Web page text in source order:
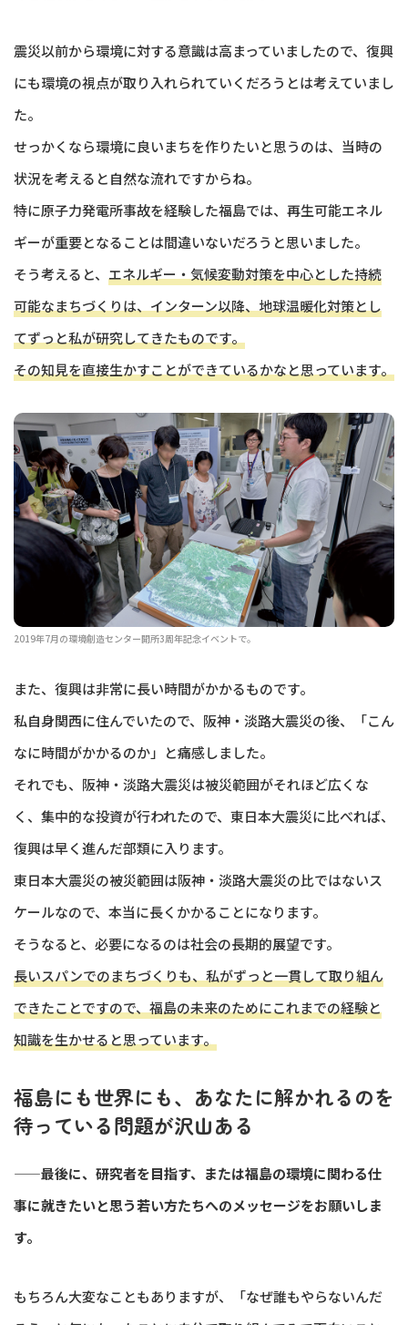
震災以前から環境に対する意識は高まっていましたので、復興
にも環境の視点が取り入れられていくだろうとは考えていまし
た。
せっかくなら環境に良いまちを作りたいと思うのは、当時の
状況を考えると自然な流れですからね。
特に原子力発電所事故を経験した福島では、再生可能エネル
ギーが重要となることは間違いないだろうと思いました。
そう考えると、 エネルギー・気候変動対策を中心とした持続
可能なまちづくりは、インターン以降、地球温暖化対策とし
てずっと私が研究してきたものです。
その知見を直接生かすことができているかなと思っています。
2019年7月の環境創造センター開所3周年記念イベントで。
また、復興は非常に長い時間がかかるものです。
私自身関西に住んでいたので、阪神・淡路大震災の後、「こん
なに時間がかかるのか」と痛感しました。
それでも、阪神・淡路大震災は被災範囲がそれほど広くな
く、集中的な投資が行われたので、東日本大震災に比べれば、
復興は早く進んだ部類に入ります。
東日本大震災の被災範囲は阪神・淡路大震災の比ではないス
ケールなので、本当に長くかかることになります。
そうなると、必要になるのは社会の長期的展望です。
長いスパンでのまちづくりも、私がずっと一貫して取り組ん
できたことですので、福島の未来のためにこれまでの経験と
知識を生かせると思っています。
福島にも世界にも、あなたに解かれるのを
待っている問題が沢山ある
——最後に、研究者を目指す、または福島の環境に関わる仕
事に就きたいと思う若い方たちへのメッセージをお願いしま
す。
もちろん大変なこともありますが、「なぜ誰もやらないんだ